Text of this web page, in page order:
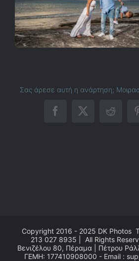
Σας άρεσε αυτή η ανάρτηση;
Facebook
X Reddit
Copyright 2016 - 2025 DK Photos
213 027 8935 | All Rights
Βενιζέλου 80, Πέραμα | Πέτρου
ΓΕΜΗ: 177410908000 - Email :